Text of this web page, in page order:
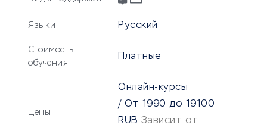
Языки Русский
Стоимость
обучения
Платные
Цены
Онлайн-курсы
/ От 1990 до 19100
RUB Зависит от